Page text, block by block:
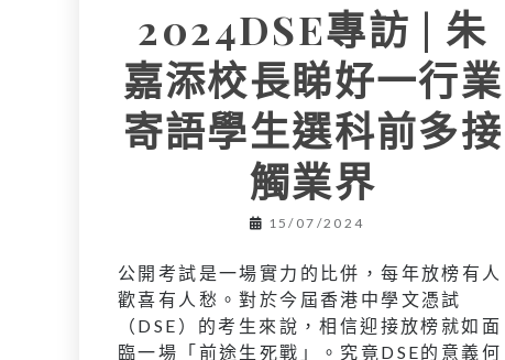
2024DSE專訪 | 朱
嘉添校長睇好一行業
寄語學生選科前多接
觸業界
15/07/2024
公開考試是一場實力的比併，每年放榜有人
歡喜有人愁。對於今屆香港中學文憑試
（DSE）的考生來說，相信迎接放榜就如面
臨一場「前途生死戰」。究竟DSE的意義何